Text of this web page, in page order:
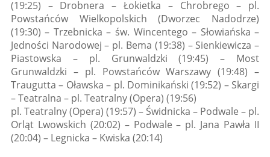
(19:25) – Drobnera – Łokietka – Chrobrego – pl.
Powstańców Wielkopolskich (Dworzec Nadodrze)
(19:30) – Trzebnicka – św. Wincentego – Słowiańska –
Jedności Narodowej – pl. Bema (19:38) – Sienkiewicza –
Piastowska – pl. Grunwaldzki (19:45) – Most
Grunwaldzki – pl. Powstańców Warszawy (19:48) –
Traugutta – Oławska – pl. Dominikański (19:52) – Skargi
– Teatralna – pl. Teatralny (Opera) (19:56)
pl. Teatralny (Opera) (19:57) – Świdnicka – Podwale – pl.
Orląt Lwowskich (20:02) – Podwale – pl. Jana Pawła II
(20:04) – Legnicka – Kwiska (20:14)